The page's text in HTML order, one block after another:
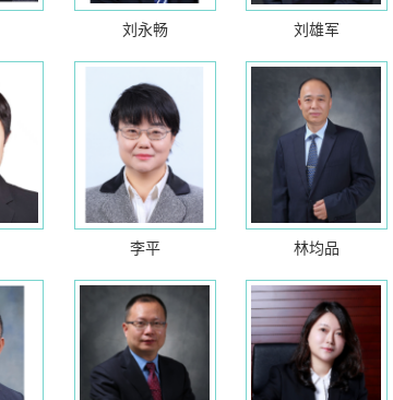
刘永畅 刘雄军
李平 林均品